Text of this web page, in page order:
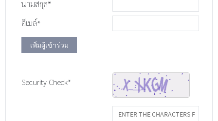
นามสกุล*
อีเมล์*
เพิ่มผู้เข้าร่วม
Security Check*